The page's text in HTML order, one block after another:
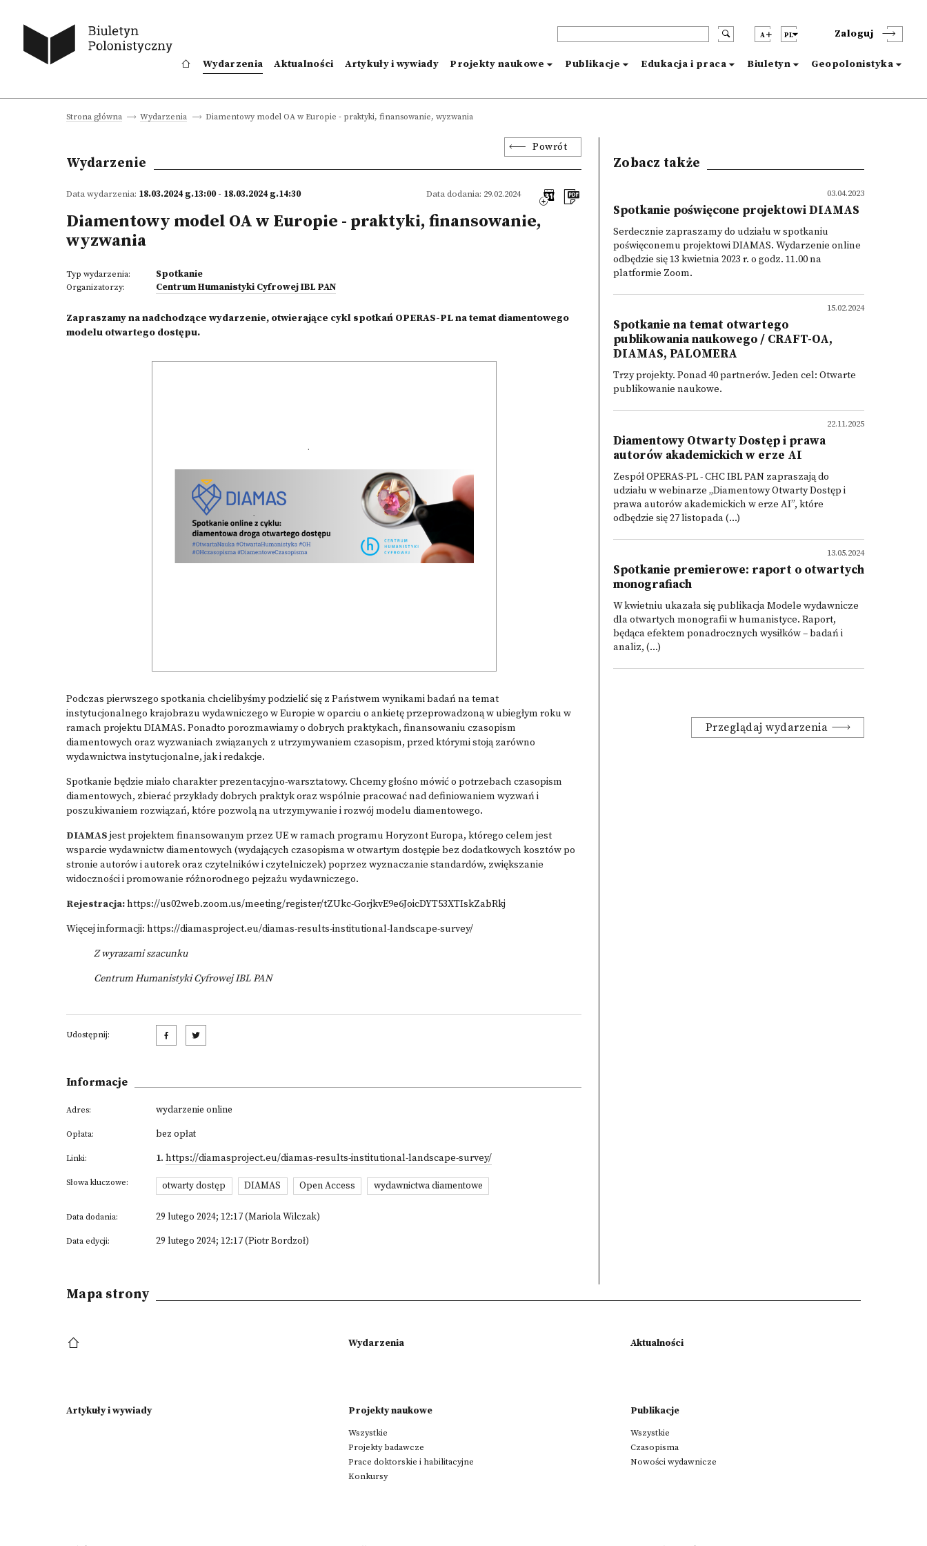
A PL Zaloguj
Wydarzenia Aktualności Artykuły i wywiady Projekty naukowe Publikacje Edukacja i praca Biuletyn Geopolonistyka
Strona główna Wydarzenia Diamentowy model OA w Europie - praktyki, finansowanie, wyzwania
Powrót
Wydarzenie
Data wydarzenia: 18.03.2024 g.13:00 - 18.03.2024 g.14:30 Data dodania: 29.02.2024
Diamentowy model OA w Europie - praktyki, finansowanie,
wyzwania
Typ wydarzenia: Spotkanie
Organizatorzy: Centrum Humanistyki Cyfrowej IBL PAN
Zapraszamy na nadchodzące wydarzenie, otwierające cykl spotkań OPERAS-PL na temat diamentowego
modelu otwartego dostępu.
Podczas pierwszego spotkania chcielibyśmy podzielić się z Państwem wynikami badań na temat
instytucjonalnego krajobrazu wydawniczego w Europie w oparciu o ankietę przeprowadzoną w ubiegłym roku w
ramach projektu DIAMAS. Ponadto porozmawiamy o dobrych praktykach, finansowaniu czasopism
diamentowych oraz wyzwaniach związanych z utrzymywaniem czasopism, przed którymi stoją zarówno
wydawnictwa instytucjonalne, jak i redakcje.
Spotkanie będzie miało charakter prezentacyjno-warsztatowy. Chcemy głośno mówić o potrzebach czasopism
diamentowych, zbierać przykłady dobrych praktyk oraz wspólnie pracować nad definiowaniem wyzwań i
poszukiwaniem rozwiązań, które pozwolą na utrzymywanie i rozwój modelu diamentowego.
DIAMAS jest projektem finansowanym przez UE w ramach programu Horyzont Europa, którego celem jest
wsparcie wydawnictw diamentowych (wydających czasopisma w otwartym dostępie bez dodatkowych kosztów po
stronie autorów i autorek oraz czytelników i czytelniczek) poprzez wyznaczanie standardów, zwiększanie
widoczności i promowanie różnorodnego pejzażu wydawniczego.
Rejestracja:https://us02web.zoom.us/meeting/register/tZUkc-GorjkvE9e6JoicDYT53XTIskZabRkj
Więcej informacji: https://diamasproject.eu/diamas-results-institutional-landscape-survey/
Z wyrazami szacunku
Centrum Humanistyki Cyfrowej IBL PAN
Udostępnij:
Informacje
Adres: wydarzenie online
Opłata: bez opłat
Linki: 1. https://diamasproject.eu/diamas-results-institutional-landscape-survey/
Słowa kluczowe: otwarty dostęp DIAMAS Open Access wydawnictwa diamentowe
Data dodania: 29 lutego 2024; 12:17 (Mariola Wilczak)
Data edycji: 29 lutego 2024; 12:17 (Piotr Bordzoł)
Zobacz także
03.04.2023
Spotkanie poświęcone projektowi DIAMAS
Serdecznie zapraszamy do udziału w spotkaniu
poświęconemu projektowi DIAMAS. Wydarzenie online
odbędzie się 13 kwietnia 2023 r. o godz. 11.00 na
platformie Zoom.
15.02.2024
Spotkanie na temat otwartego
publikowania naukowego / CRAFT-OA,
DIAMAS, PALOMERA
Trzy projekty. Ponad 40 partnerów. Jeden cel: Otwarte
publikowanie naukowe.
22.11.2025
Diamentowy Otwarty Dostęp i prawa
autorów akademickich w erze AI
Zespół OPERAS-PL - CHC IBL PAN zapraszają do
udziału w webinarze „Diamentowy Otwarty Dostęp i
prawa autorów akademickich w erze AI”, które
odbędzie się 27 listopada (...)
13.05.2024
Spotkanie premierowe: raport o otwartych
monografiach
W kwietniu ukazała się publikacja Modele wydawnicze
dla otwartych monografii w humanistyce. Raport,
będąca efektem ponadrocznych wysiłków – badań i
analiz, (...)
Przeglądaj wydarzenia
Mapa strony
Wydarzenia Aktualności
Artykuły i wywiady Projekty naukowe
Wszystkie
Projekty badawcze
Prace doktorskie i habilitacyjne
Konkursy
Publikacje
Wszystkie
Czasopisma
Nowości wydawnicze